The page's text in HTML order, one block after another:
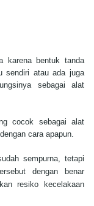
karena bentuk tanda
sendiri atau ada juga
sebagai alat
cocok sebagai alat
cara apapun.
sempurna, tetapi
dengan benar
resiko kecelakaan